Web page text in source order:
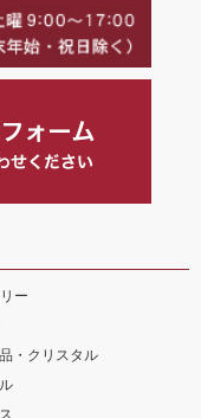
ー
・クリスタル